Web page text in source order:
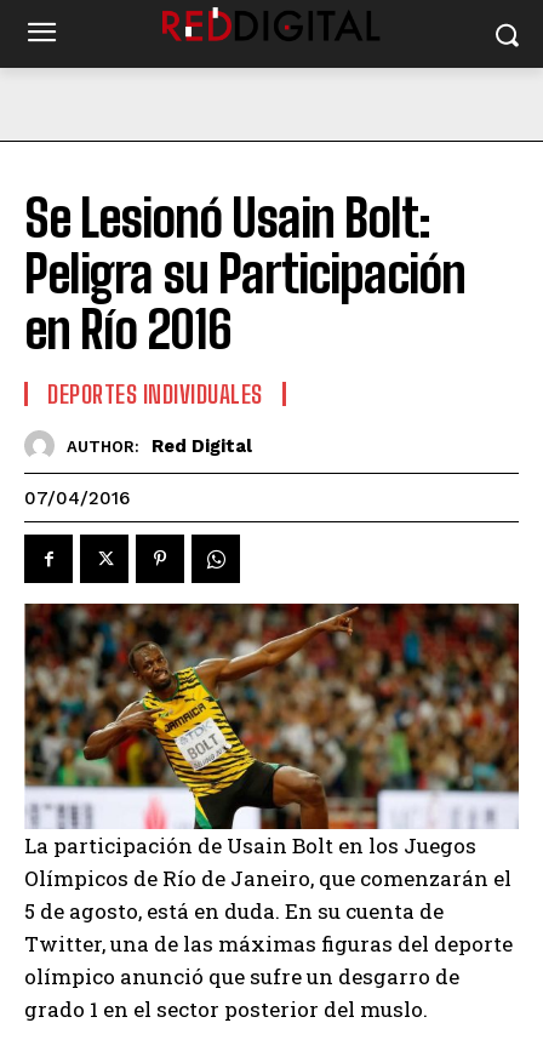
Se Lesionó Usain Bolt:
Peligra su Participación
en Río 2016
DEPORTES INDIVIDUALES
AUTHOR: Red Digital
07/04/2016
La participación de Usain Bolt en los Juegos
Olímpicos de Río de Janeiro, que comenzarán el
5 de agosto, está en duda. En su cuenta de
Twitter, una de las máximas figuras del deporte
olímpico anunció que sufre un desgarro de
grado 1 en el sector posterior del muslo.